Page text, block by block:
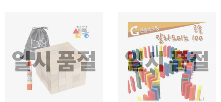
일시 품절 일시 품절